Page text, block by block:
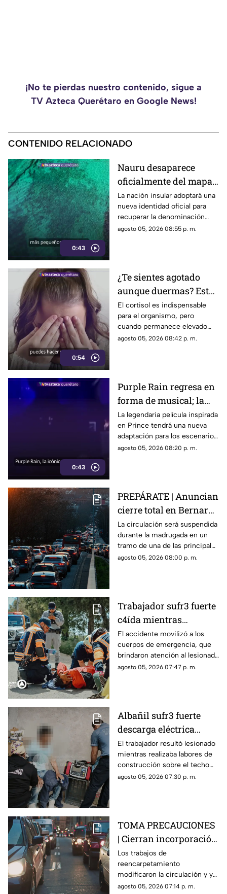
¡No te pierdas nuestro contenido, sigue a
TV Azteca Querétaro en Google News!
CONTENIDO RELACIONADO
0:43
Nauru desaparece
oficialmente del mapa:
el pequeño país cambia
de nombre
La nación insular adoptará una
nueva identidad oficial para
recuperar la denominación
utilizada por sus propios
agosto 05, 2026 08:55 p. m.
0:54
¿Te sientes agotado
aunque duermas? Estos
hábitos pueden ayudar
a regular el cortisol
El cortisol es indispensable
para el organismo, pero
cuando permanece elevado
por largos periodos puede
agosto 05, 2026 08:42 p. m.
0:43
Purple Rain regresa en
forma de musical; la
historia de Prince
llegará renovada
La legendaria película inspirada
en Prince tendrá una nueva
adaptación para los escenarios
con un enfoque distinto al de
agosto 05, 2026 08:20 p. m.
PREPÁRATE | Anuncian
cierre total en Bernardo
Quintana; este será el
horario
La circulación será suspendida
durante la madrugada en un
tramo de una de las principales
vialidades de Querétaro.
agosto 05, 2026 08:00 p. m.
Trabajador sufr3 fuerte
c4ída mientras
trabajaba en Guadalupe
La Venta
El accidente movilizó a los
cuerpos de emergencia, que
brindaron atención al lesionado
antes de trasladarlo a un
agosto 05, 2026 07:47 p. m.
Albañil sufr3 fuerte
descarga eléctrica
mientras trabajaba en
una azotea de San José
Buenavista
El trabajador resultó lesionado
mientras realizaba labores de
construcción sobre el techo
de una vivienda y tuvo que
agosto 05, 2026 07:30 p. m.
TOMA PRECAUCIONES
| Cierran incorporación
hacia la carretera 57;
esta es la zona afectada
Los trabajos de
reencarpetamiento
modificaron la circulación y ya
generan carga vehicular en el
agosto 05, 2026 07:14 p. m.